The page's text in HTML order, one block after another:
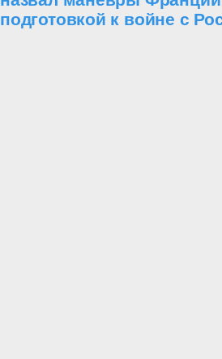
подготовкой к войне с